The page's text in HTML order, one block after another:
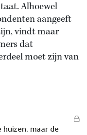
Alhoewel
aangeeft
vindt maar
dat
moet zijn van
huizen, maar de